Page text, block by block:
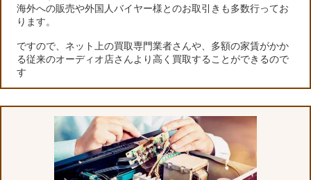
海外への販売や外国人バイヤー様とのお取引きも多数行ってお
ります。
ですので、ネット上の買取専門業者さんや、多額の家賃がかか
る従来のオーディオ店さんより高く買取することができるので
す